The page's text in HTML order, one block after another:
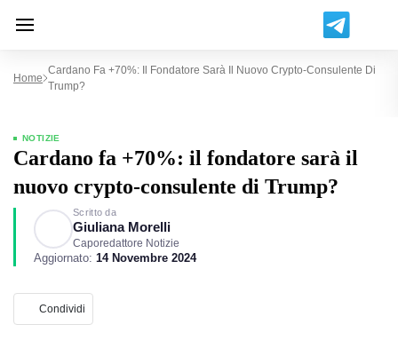
Home
Cardano Fa +70%: Il Fondatore Sarà Il Nuovo Crypto-Consulente Di
Trump?
NOTIZIE
Cardano fa +70%: il fondatore sarà il
nuovo crypto-consulente di Trump?
Scritto da
Giuliana Morelli
Caporedattore Notizie
Aggiornato: 14 Novembre 2024
Condividi